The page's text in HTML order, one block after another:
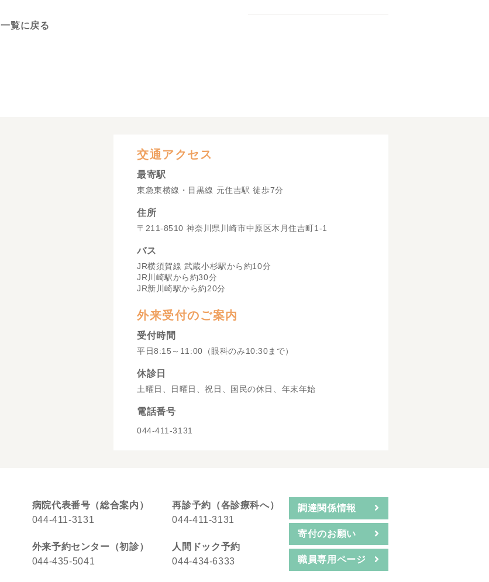
一覧に戻る
交通アクセス
最寄駅
東急東横線・目黒線 元住吉駅 徒歩7分
住所
〒211-8510 神奈川県川崎市中原区木月住吉町1-1
バス
JR横須賀線 武蔵小杉駅から約10分
JR川崎駅から約30分
JR新川崎駅から約20分
外来受付のご案内
受付時間
平日8:15～11:00（眼科のみ10:30まで）
休診日
土曜日、日曜日、祝日、国民の休日、年末年始
電話番号
044-411-3131
病院代表番号（総合案内）
044-411-3131
外来予約センター（初診）
044-435-5041
再診予約（各診療科へ）
044-411-3131
人間ドック予約
044-434-6333
調達関係情報
寄付のお願い
職員専用ページ